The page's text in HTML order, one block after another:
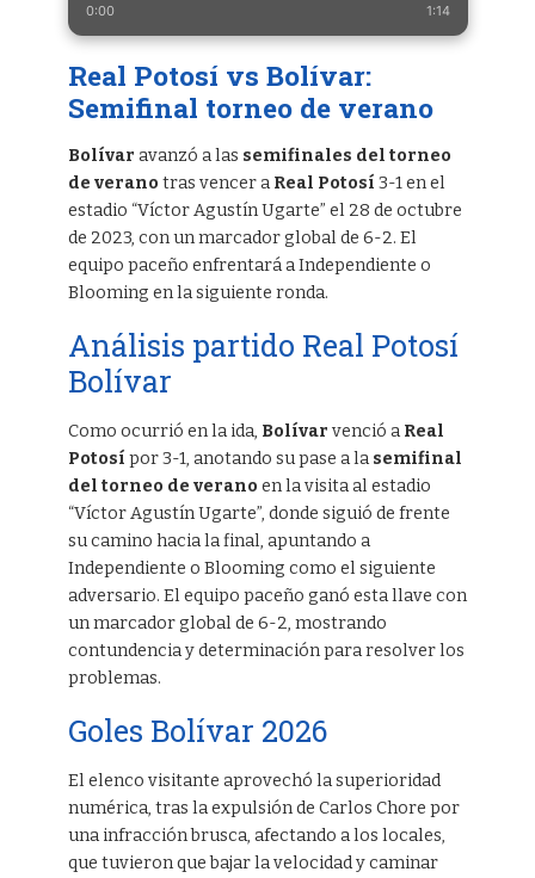
0:00 1:14
Real Potosí vs Bolívar:
Semifinal torneo de verano
Bolívar avanzó a las semifinales del torneo
de verano tras vencer a Real Potosí 3-1 en el
estadio “Víctor Agustín Ugarte” el 28 de octubre
de 2023, con un marcador global de 6-2. El
equipo paceño enfrentará a Independiente o
Blooming en la siguiente ronda.
Análisis partido Real Potosí
Bolívar
Como ocurrió en la ida, Bolívar venció a Real
Potosí por 3-1, anotando su pase a la semifinal
del torneo de verano en la visita al estadio
“Víctor Agustín Ugarte”, donde siguió de frente
su camino hacia la final, apuntando a
Independiente o Blooming como el siguiente
adversario. El equipo paceño ganó esta llave con
un marcador global de 6-2, mostrando
contundencia y determinación para resolver los
problemas.
Goles Bolívar 2026
El elenco visitante aprovechó la superioridad
numérica, tras la expulsión de Carlos Chore por
una infracción brusca, afectando a los locales,
que tuvieron que bajar la velocidad y caminar